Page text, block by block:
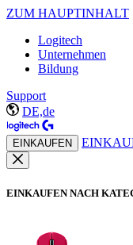
ZUM HAUPTINHALT
Logitech
Unternehmen
Bildung
Support
DE,de
EINKAUFEN
EINKAUFEN NACH